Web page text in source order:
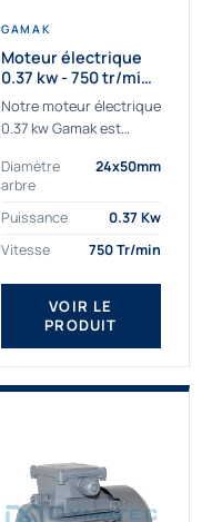
GAMAK
Moteur électrique
0.37 kw - 750 tr/min -
230/400V - IE2
Notre moteur électrique
0.37 kw Gamak est
aux applications
sévères. Nous
déterminons,
fournissons
des moteurs
asynchrones depuis de
nombreuses années....
Diamètre
arbre
24x50mm
Puissance
0.37 Kw
Vitesse
750 Tr/min
VOIR LE
PRODUIT